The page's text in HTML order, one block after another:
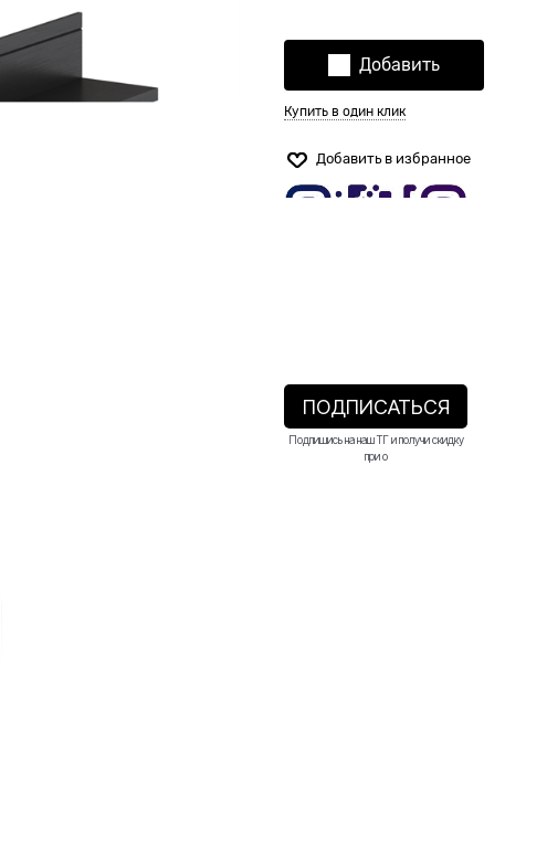
Добавить
Купить в один клик
Добавить в избранное
ПОДПИСАТЬСЯ
Подпишись на наш ТГ и получи скидку
при о